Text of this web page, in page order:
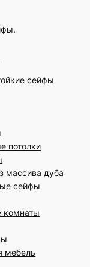
сейфы
потолки
массива дуба
сейфы
комнаты
мебель